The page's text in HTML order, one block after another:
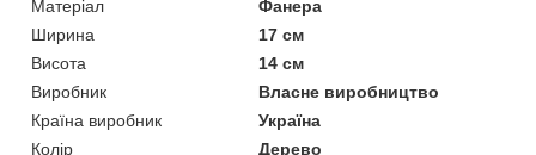
Матеріал
Фанера
Ширина
17 см
Висота
14 см
Виробник
Власне виробництво
Країна виробник
Україна
Колір
Дерево